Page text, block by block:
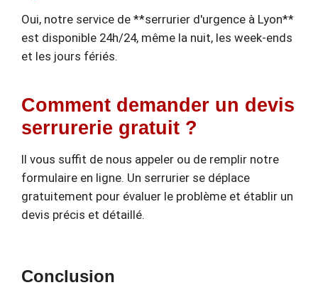
Oui, notre service de **serrurier d'urgence à Lyon**
est disponible 24h/24, même la nuit, les week-ends
et les jours fériés.
Comment demander un devis
serrurerie gratuit ?
Il vous suffit de nous appeler ou de remplir notre
formulaire en ligne. Un serrurier se déplace
gratuitement pour évaluer le problème et établir un
devis précis et détaillé.
Conclusion